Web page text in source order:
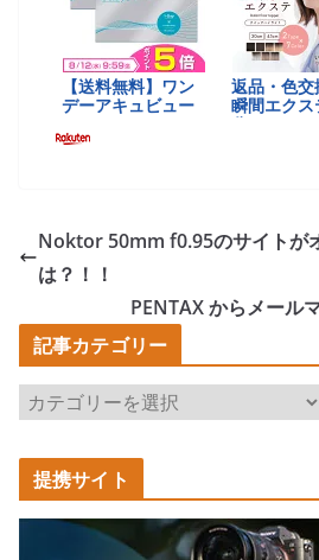
Noktor 50mm f0.95のサイトが
は？！！
PENTAX からメール
記事カテゴリー
記
事
カ
テ
ゴ
提携サイト